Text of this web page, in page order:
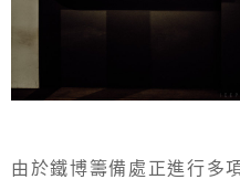
由於鐵博籌備處正進行多